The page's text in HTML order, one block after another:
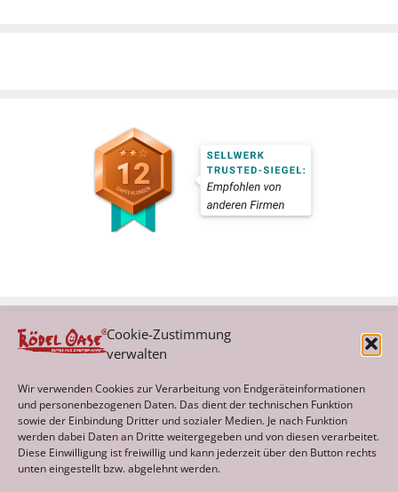
Cookie-Zustimmung
verwalten
Wir verwenden Cookies zur Verarbeitung von Endgeräteinformationen
und personenbezogenen Daten. Das dient der technischen Funktion
sowie der Einbindung Dritter und sozialer Medien. Je nach Funktion
werden dabei Daten an Dritte weitergegeben und von diesen verarbeitet.
Diese Einwilligung ist freiwillig und kann jederzeit über den Button rechts
unten eingestellt bzw. abgelehnt werden.
Archiv